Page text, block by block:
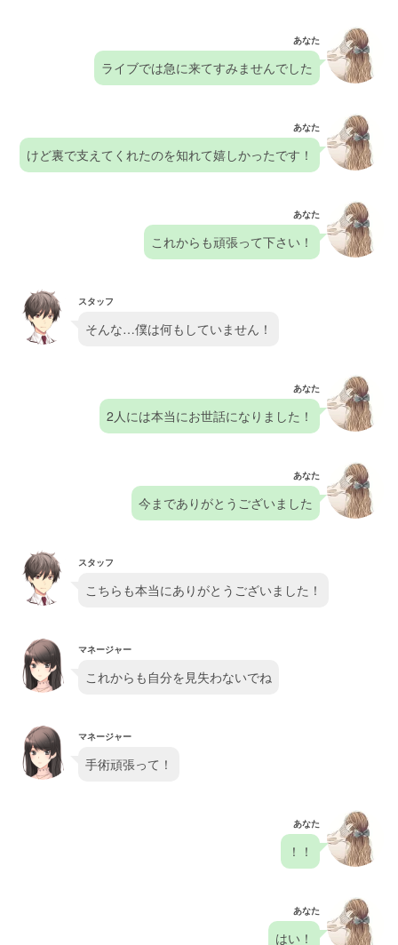
あなた
ライブでは急に来てすみませんでした
あなた
けど裏で支えてくれたのを知れて嬉しかったです！
あなた
これからも頑張って下さい！
スタッフ
そんな…僕は何もしていません！
あなた
2人には本当にお世話になりました！
あなた
今までありがとうございました
スタッフ
こちらも本当にありがとうございました！
マネージャー
これからも自分を見失わないでね
マネージャー
手術頑張って！
あなた
！！
あなた
はい！